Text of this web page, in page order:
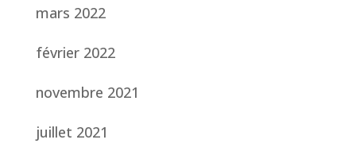
mars 2022
février 2022
novembre 2021
juillet 2021